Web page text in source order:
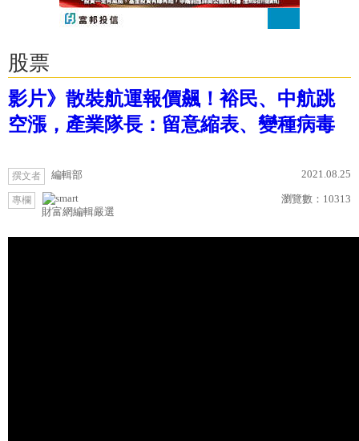
股票
影片》散裝航運報價飆！裕民、中航跳
空漲，產業隊長：留意縮表、變種病毒
撰文者 編輯部 2021.08.25
專欄
財富網編輯嚴選
瀏覽數： 10313